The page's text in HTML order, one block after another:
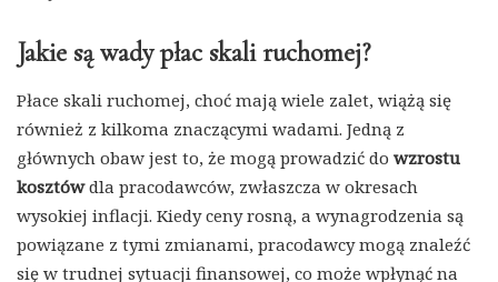
Jakie są wady płac skali ruchomej?
Płace skali ruchomej, choć mają wiele zalet, wiążą się
również z kilkoma znaczącymi wadami. Jedną z
głównych obaw jest to, że mogą prowadzić do wzrostu
kosztówdla pracodawców, zwłaszcza w okresach
wysokiej inflacji. Kiedy ceny rosną, a wynagrodzenia są
powiązane z tymi zmianami, pracodawcy mogą znaleźć
się w trudnej sytuacji finansowej, co może wpłynąć na